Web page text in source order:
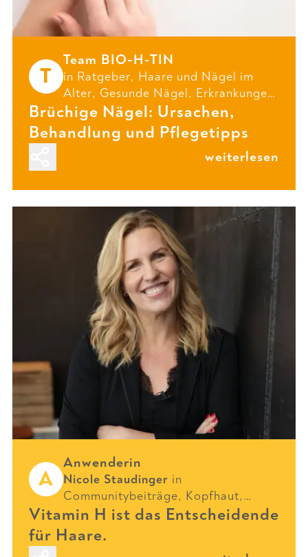
T
Team BIO-H-TIN
in Ratgeber, Haare und Nägel im
Alter, Gesunde Nägel, Erkrankungen
undNagelpflege
Brüchige Nägel: Ursachen,
Behandlung und Pflegetipps
weiterlesen
A
Anwenderin
Nicole Staudinger in
Communitybeiträge, Kopfhaut,
ErkrankungenundHaarpflege
Vitamin H ist das Entscheidende
für Haare.